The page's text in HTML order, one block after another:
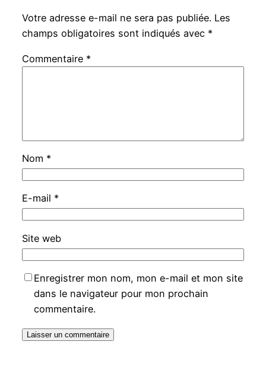
Votre adresse e-mail ne sera pas publiée. Les
champs obligatoires sont indiqués avec *
Commentaire *
Nom *
E-mail *
Site web
Enregistrer mon nom, mon e-mail et mon site
dans le navigateur pour mon prochain
commentaire.